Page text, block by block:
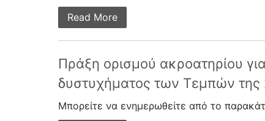
Read More
Πράξη ορισμού ακροατηρίου
δυστυχήματος των Τεμπών
Μπορείτε να ενημερωθείτε από το